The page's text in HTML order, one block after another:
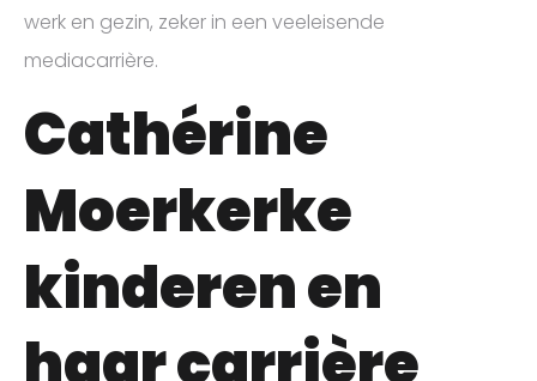
werk en gezin, zeker in een veeleisende
mediacarrière.
Cathérine
Moerkerke
kinderen en